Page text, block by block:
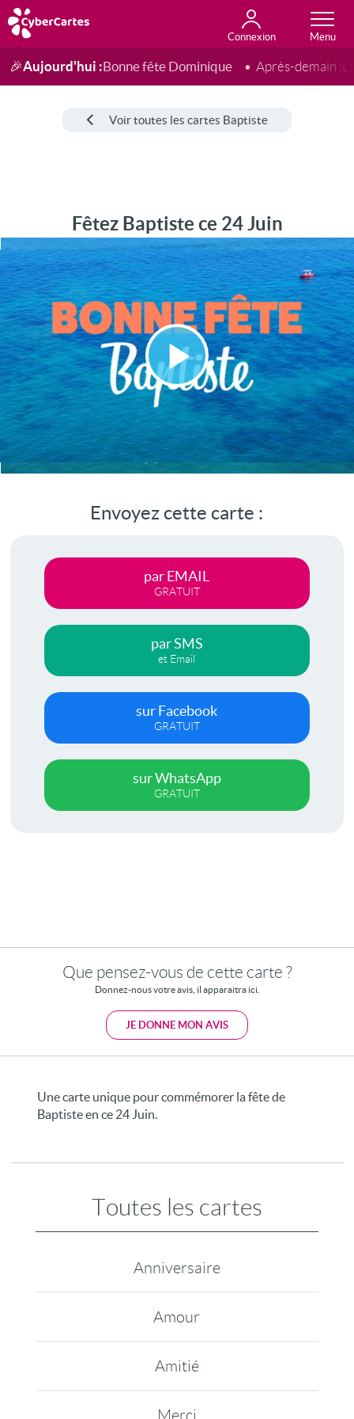
Connexion
Anniversaire
Fête du jour
Amour
Amitié
Merci
Toutes les cartes
🎉Aujourd'hui :Bonne fête Dominique Après-demain :
Voir toutes les cartes Baptiste
Fêtez Baptiste ce 24 Juin
Lire
la
vidéo
Envoyez cette carte :
par EMAIL
GRATUIT
par SMS
et Email
sur Facebook
GRATUIT
sur WhatsApp
GRATUIT
Que pensez-vous de cette carte ?
Donnez-nous votre avis, il apparaitra ici.
JE DONNE MON AVIS
Une carte unique pour commémorer la fête de
Baptiste en ce 24 Juin.
Toutes les cartes
Anniversaire
Amour
Amitié
Merci